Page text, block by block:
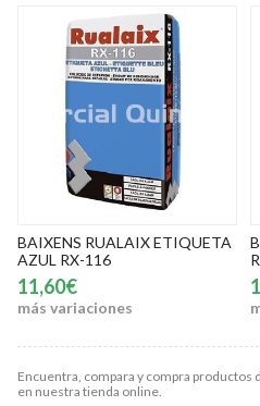
Encuentra, compara y compra productos
en nuestra tienda online.
BAIXENS RUALAIX ETIQUETA
AZUL RX-116
11,60€
más variaciones